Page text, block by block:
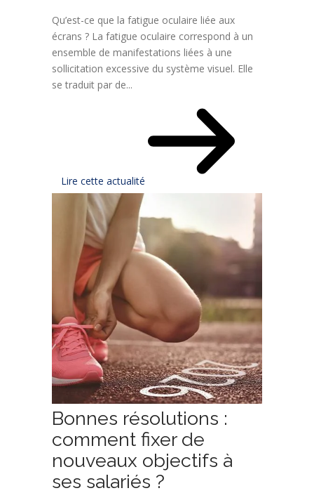
Qu’est-ce que la fatigue oculaire liée aux
écrans ? La fatigue oculaire correspond à un
ensemble de manifestations liées à une
sollicitation excessive du système visuel. Elle
se traduit par de...
Lire cette actualité
Bonnes résolutions :
comment fixer de
nouveaux objectifs à
ses salariés ?